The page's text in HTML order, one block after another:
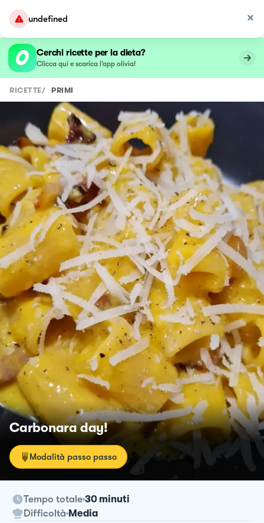
undefined
Cerchi ricette per la dieta?
Clicca qui e scarica l’app olivia!
RICETTE/ PRIMI
Carbonara day!
Modalità passo passo
Tempo totale 30 minuti
Difficoltà Media